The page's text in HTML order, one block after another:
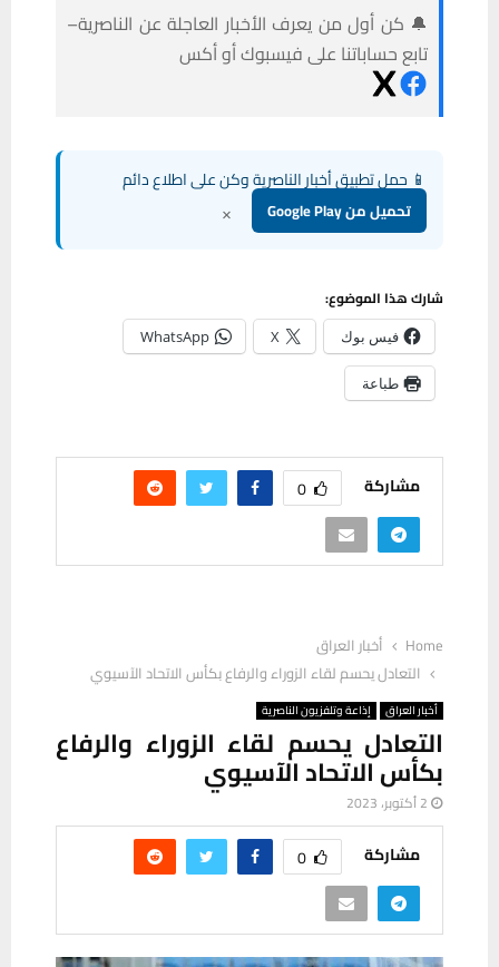
🔔 كن أول من يعرف الأخبار العاجلة عن الناصرية–
تابع حساباتنا على فيسبوك أو أكس
📱 حمل تطبيق أخبار الناصرية وكن على اطلاع دائم
تحميل من Google Play ×
شارك هذا الموضوع:
فيس بوك X
WhatsApp
طباعة
مشاركة 0
Home
أخبار العراق
التعادل يحسم لقاء الزوراء والرفاع بكأس الاتحاد الآسيوي
أخبار العراق إذاعة وتلفزيون الناصرية
التعادل يحسم لقاء الزوراء والرفاع
بكأس الاتحاد الآسيوي
2 أكتوبر، 2023
مشاركة 0